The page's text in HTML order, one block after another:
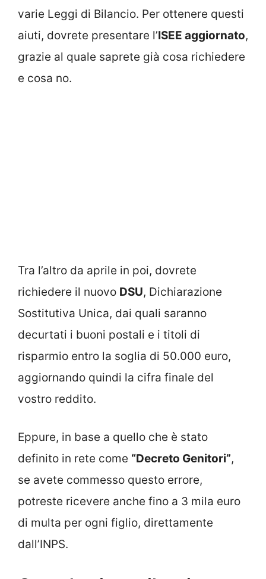
varie Leggi di Bilancio. Per ottenere questi
aiuti, dovrete presentare l’ISEE aggiornato,
grazie al quale saprete già cosa richiedere
e cosa no.
Tra l’altro da aprile in poi, dovrete
richiedere il nuovo DSU, Dichiarazione
Sostitutiva Unica, dai quali saranno
decurtati i buoni postali e i titoli di
risparmio entro la soglia di 50.000 euro,
aggiornando quindi la cifra finale del
vostro reddito.
Eppure, in base a quello che è stato
definito in rete come “Decreto Genitori”,
se avete commesso questo errore,
potreste ricevere anche fino a 3 mila euro
di multa per ogni figlio, direttamente
dall’INPS.